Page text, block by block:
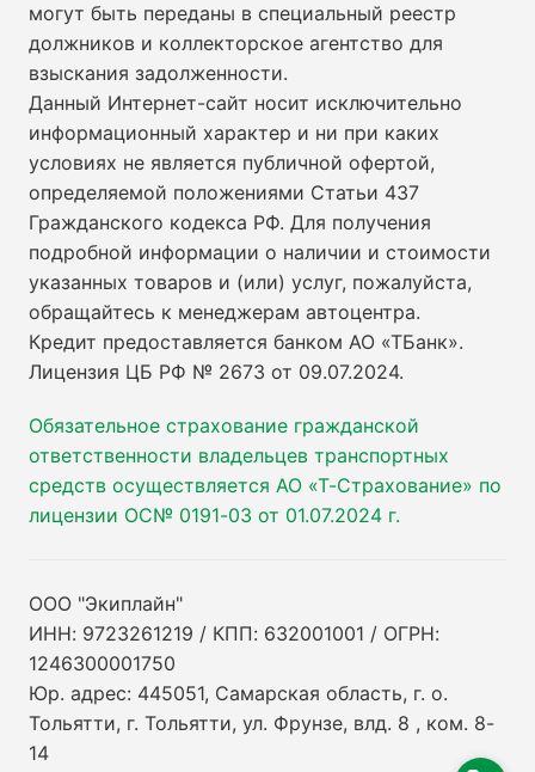
могут быть переданы в специальный реестр
должников и коллекторское агентство для
взыскания задолженности.
Данный Интернет-сайт носит исключительно
информационный характер и ни при каких
условиях не является публичной офертой,
определяемой положениями Статьи 437
Гражданского кодекса РФ. Для получения
подробной информации о наличии и стоимости
указанных товаров и (или) услуг, пожалуйста,
обращайтесь к менеджерам автоцентра.
Кредит предоставляется банком АО «ТБанк».
Лицензия ЦБ РФ № 2673 от 09.07.2024.
Обязательное страхование гражданской
ответственности владельцев транспортных
средств осуществляется АО «Т-Страхование» по
лицензии ОС№ 0191-03 от 01.07.2024 г.
ООО "Экиплайн"
ИНН: 9723261219 / КПП: 632001001 / ОГРН:
1246300001750
Юр. адрес: 445051, Самарская область, г. о.
Тольятти, г. Тольятти, ул. Фрунзе, влд. 8 , ком. 8-
14